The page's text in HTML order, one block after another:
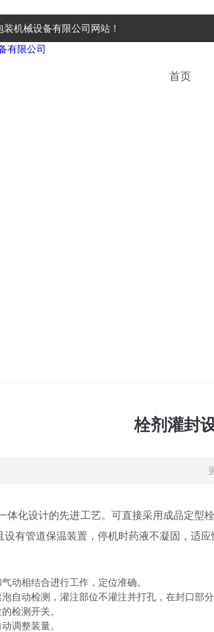
装机械设备有限公司 网站！
首页
栓剂灌封
体化设计的先进工艺。可直接采用成品定型
有管道保温装置，停机时药液不凝固，适应
动相结合进行工作，定位准确。
自动检测，灌注部位不灌注并打孔，在封口部
检测开关。
调整装量。